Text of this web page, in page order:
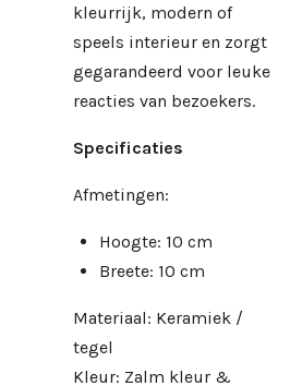
kleurrijk, modern of
speels interieur en zorgt
gegarandeerd voor leuke
reacties van bezoekers.
Specificaties
Afmetingen:
Hoogte: 10 cm
Breete: 10 cm
Materiaal: Keramiek /
tegel
Kleur: Zalm kleur &